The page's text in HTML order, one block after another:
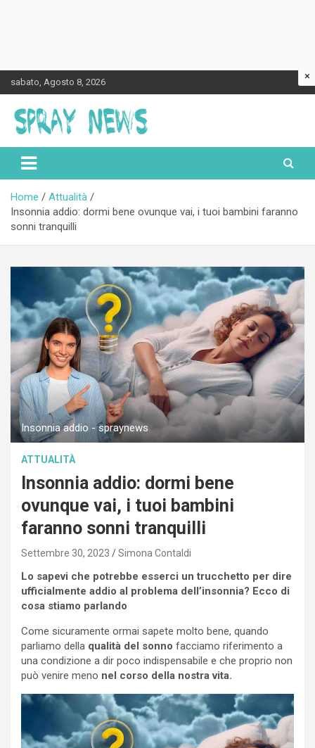
to
content
sabato, Agosto 8, 2026
Spraynews.it
Home
Attualità
Insonnia addio: dormi bene ovunque vai, i tuoi bambini faranno
sonni tranquilli
Insonnia addio - spraynews
ATTUALITÀ
Insonnia addio: dormi bene
ovunque vai, i tuoi bambini
faranno sonni tranquilli
Settembre 30, 2023 Simona Contaldi
Lo sapevi che potrebbe esserci un trucchetto per dire
ufficialmente addio al problema dell’insonnia? Ecco di
cosa stiamo parlando
Come sicuramente ormai sapete molto bene, quando
parliamo della qualità del sonno facciamo riferimento a
una condizione a dir poco indispensabile e che proprio non
può venire meno nel corso della nostra vita.
×